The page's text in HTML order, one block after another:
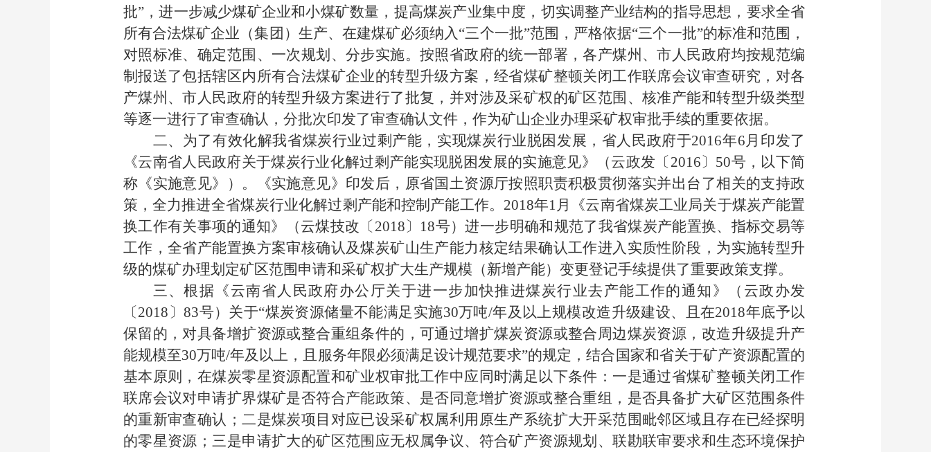
批”，进一步减少煤矿企业和小煤矿数量，提高煤炭产业集中度，切实调整产业结构的指导思想，要求全省
所有合法煤矿企业（集团）生产、在建煤矿必须纳入“三个一批”范围，严格依据“三个一批”的标准和范围，
对照标准、确定范围、一次规划、分步实施。按照省政府的统一部署，各产煤州、市人民政府均按规范编
制报送了包括辖区内所有合法煤矿企业的转型升级方案，经省煤矿整顿关闭工作联席会议审查研究，对各
产煤州、市人民政府的转型升级方案进行了批复，并对涉及采矿权的矿区范围、核准产能和转型升级类型
等逐一进行了审查确认，分批次印发了审查确认文件，作为矿山企业办理采矿权审批手续的重要依据。
二、为了有效化解我省煤炭行业过剩产能，实现煤炭行业脱困发展，省人民政府于2016年6月印发了
《云南省人民政府关于煤炭行业化解过剩产能实现脱困发展的实施意见》（云政发〔2016〕50号，以下简
称《实施意见》）。《实施意见》印发后，原省国土资源厅按照职责积极贯彻落实并出台了相关的支持政
策，全力推进全省煤炭行业化解过剩产能和控制产能工作。2018年1月《云南省煤炭工业局关于煤炭产能置
换工作有关事项的通知》（云煤技改〔2018〕18号）进一步明确和规范了我省煤炭产能置换、指标交易等
工作，全省产能置换方案审核确认及煤炭矿山生产能力核定结果确认工作进入实质性阶段，为实施转型升
级的煤矿办理划定矿区范围申请和采矿权扩大生产规模（新增产能）变更登记手续提供了重要政策支撑。
三、根据《云南省人民政府办公厅关于进一步加快推进煤炭行业去产能工作的通知》（云政办发
〔2018〕83号）关于“煤炭资源储量不能满足实施30万吨/年及以上规模改造升级建设、且在2018年底予以
保留的，对具备增扩资源或整合重组条件的，可通过增扩煤炭资源或整合周边煤炭资源，改造升级提升产
能规模至30万吨/年及以上，且服务年限必须满足设计规范要求”的规定，结合国家和省关于矿产资源配置的
基本原则，在煤炭零星资源配置和矿业权审批工作中应同时满足以下条件：一是通过省煤矿整顿关闭工作
联席会议对申请扩界煤矿是否符合产能政策、是否同意增扩资源或整合重组，是否具备扩大矿区范围条件
的重新审查确认；二是煤炭项目对应已设采矿权属利用原生产系统扩大开采范围毗邻区域且存在已经探明
的零星资源；三是申请扩大的矿区范围应无权属争议、符合矿产资源规划、联勘联审要求和生态环境保护